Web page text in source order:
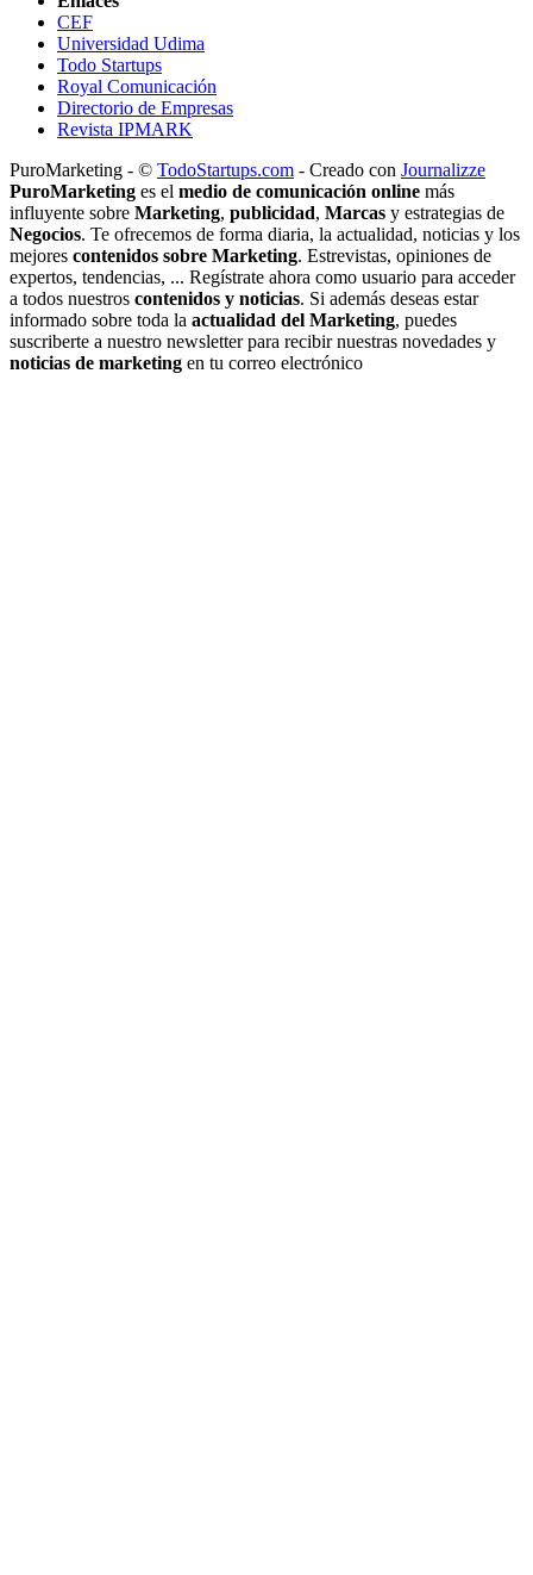
CEF
Universidad Udima
Todo Startups
Royal Comunicación
Directorio de Empresas
Revista IPMARK
PuroMarketing - © TodoStartups.com - Creado con Journalizze
PuroMarketing es el medio de comunicación online más
influyente sobre Marketing, publicidad, Marcas y estrategias de
Negocios. Te ofrecemos de forma diaria, la actualidad, noticias y los
mejores contenidos sobre Marketing. Estrevistas, opiniones de
expertos, tendencias, ... Regístrate ahora como usuario para acceder
a todos nuestros contenidos y noticias. Si además deseas estar
informado sobre toda la actualidad del Marketing, puedes
suscriberte a nuestro newsletter para recibir nuestras novedades y
noticias de marketing en tu correo electrónico